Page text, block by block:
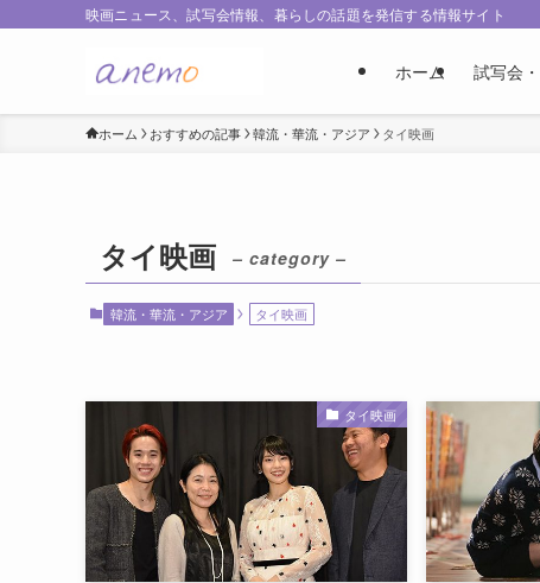
映画ニュース、試写会情報、暮らしの話題を発信する情報サイト
ホーム 試写会
ホーム おすすめの記事 韓流・華流・アジア タイ映画
タイ映画 – category –
韓流・華流・アジア タイ映画
タイ映画